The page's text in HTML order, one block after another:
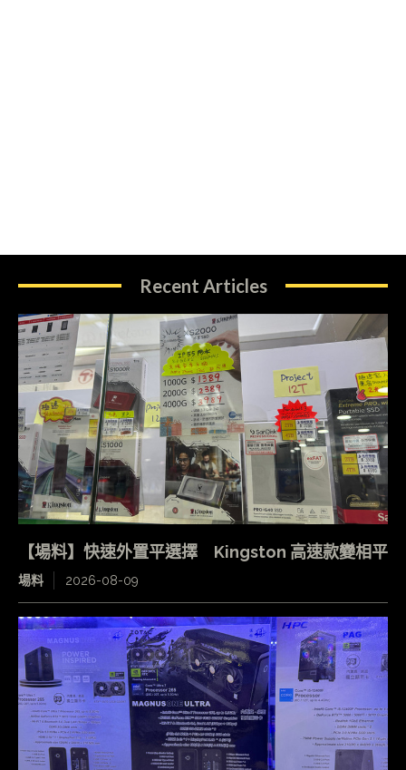
Recent Articles
【場料】快速外置平選擇 Kingston 高速款變相平
場料 2026-08-09